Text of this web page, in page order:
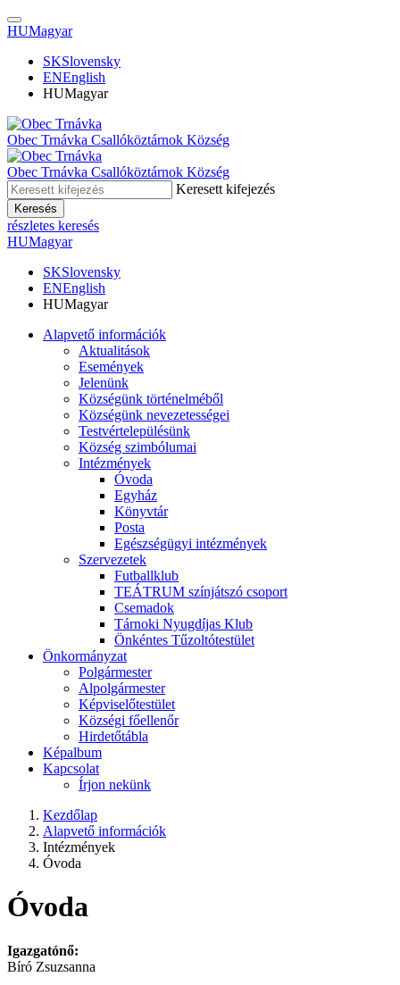
HUMagyar
SKSlovensky
ENEnglish
HUMagyar
Obec Trnávka Csallóköztárnok Község
Obec Trnávka Csallóköztárnok Község
Keresett kifejezés
Keresés
részletes keresés
HUMagyar
SKSlovensky
ENEnglish
HUMagyar
Alapvető információk
Aktualitások
Események
Jelenünk
Községünk történelméből
Községünk nevezetességei
Testvértelepülésünk
Község szimbólumai
Intézmények
Óvoda
Egyház
Könyvtár
Posta
Egészségügyi intézmények
Szervezetek
Futballklub
TEÁTRUM színjátszó csoport
Csemadok
Tárnoki Nyugdíjas Klub
Önkéntes Tűzoltótestület
Önkormányzat
Polgármester
Alpolgármester
Képviselőtestület
Községi főellenőr
Hirdetőtábla
Képalbum
Kapcsolat
Írjon nekünk
Kezdőlap
Alapvető információk
Intézmények
Óvoda
Óvoda
Igazgatónő:
Bíró Zsuzsanna